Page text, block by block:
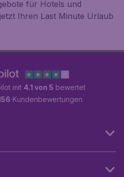
für Hotels und
Ihren Last Minute Urlaub
mit 4.1 von 5 bewertet
Kundenbewertungen